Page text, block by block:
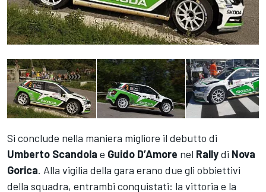
Si conclude nella maniera migliore il debutto di
Umberto Scandola e Guido D’Amore nel Rallydi Nova
Gorica. Alla vigilia della gara erano due gli obbiettivi
della squadra, entrambi conquistati: la vittoria e la